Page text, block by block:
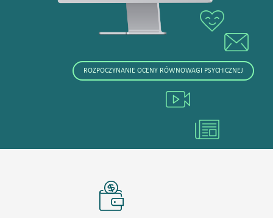
ROZPOCZYNANIE OCENY RÓWNOWAGI PSYCHICZNEJ